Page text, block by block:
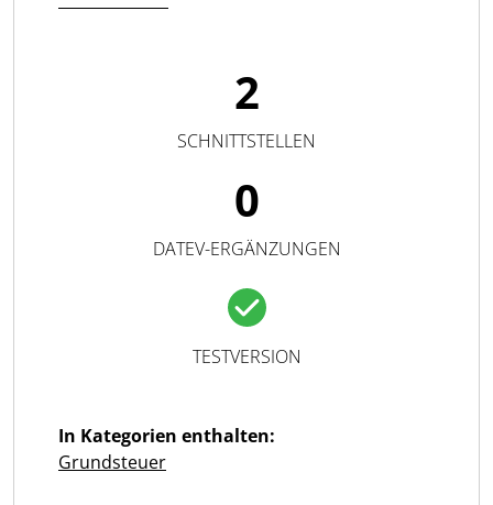
2
SCHNITTSTELLEN
0
DATEV-ERGÄNZUNGEN
TESTVERSION
In Kategorien enthalten:
Grundsteuer